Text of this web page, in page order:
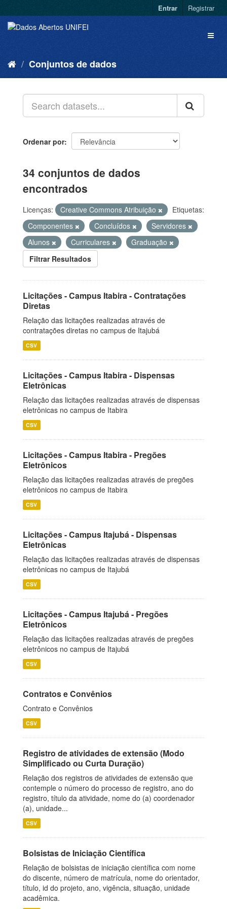
Entrar Registrar
Conjuntos de dados
Ordenar por
34 conjuntos de dados
encontrados
Licenças: Creative Commons Atribuição
Etiquetas:
Componentes
Concluídos
Servidores
Alunos
Curriculares
Graduação
Filtrar Resultados
Licitações - Campus Itabira - Contratações
Diretas
Relação das licitações realizadas através de
contratações diretas no campus de Itajubá
CSV
Licitações - Campus Itabira - Dispensas
Eletrônicas
Relação das licitações realizadas através de dispensas
eletrônicas no campus de Itabira
CSV
Licitações - Campus Itabira - Pregões
Eletrônicos
Relação das licitações realizadas através de pregões
eletrônicos no campus de Itabira
CSV
Licitações - Campus Itajubá - Dispensas
Eletrônicas
Relação das licitações realizadas através de dispensas
eletrônicas no campus de Itajubá
CSV
Licitações - Campus Itajubá - Pregões
Eletrônicos
Relação das licitações realizadas através de pregões
eletrônicos no campus de Itajubá
CSV
Contratos e Convênios
Contrato e Convênios
CSV
Registro de atividades de extensão (Modo
Simplificado ou Curta Duração)
Relação dos registros de atividades de extensão que
contemple o número do processo de registro, ano do
registro, título da atividade, nome do (a) coordenador
(a), unidade...
CSV
Bolsistas de Iniciação Científica
Relação de bolsistas de iniciação científica com nome
do discente, número de matrícula, nome do orientador,
título, id do projeto, ano, vigência, situação, unidade
acadêmica.